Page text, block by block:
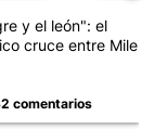
y el león": el
cruce entre Milei y
comentarios